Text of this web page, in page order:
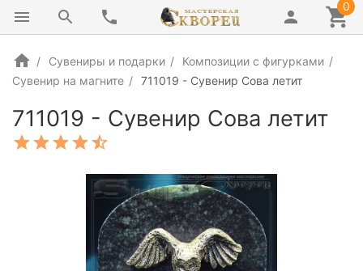
0
Сувениры и подарки
Композиции с фигурками
Сувенир на магните
711019 - Сувенир Сова летит
711019 - Сувенир Сова летит